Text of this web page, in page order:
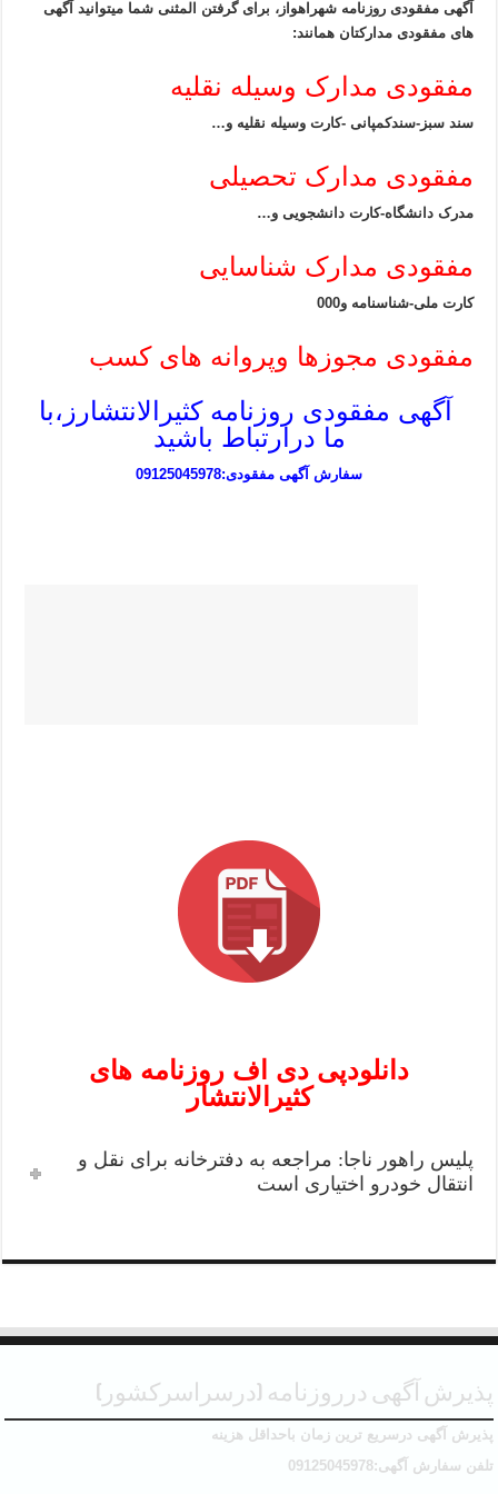
آگهی مفقودی روزنامه شهراهواز، برای گرفتن المثنی شما میتوانید آگهی
های مفقودی مدارکتان همانند:
مفقودی مدارک وسیله نقلیه
سند سبز-سندکمپانی -کارت وسیله نقلیه و…
مفقودی مدارک تحصیلی
مدرک دانشگاه-کارت دانشجویی و…
مفقودی مدارک شناسایی
کارت ملی-شناسنامه و000
مفقودی مجوزها وپروانه های کسب
آگهی مفقودی روزنامه کثیرالانتشارز،با
ما درارتباط باشید
سفارش آگهی مفقودی:09125045978
دانلودپی دی اف روزنامه های
کثیرالانتشار
پلیس راهور ناجا: مراجعه به دفترخانه برای نقل و
انتقال خودرو اختیاری است
پذیرش آگهی درروزنامه (درسراسرکشور)
پذیرش آگهی درسریع ترین زمان باحداقل هزینه
تلفن سفارش آگهی:09125045978